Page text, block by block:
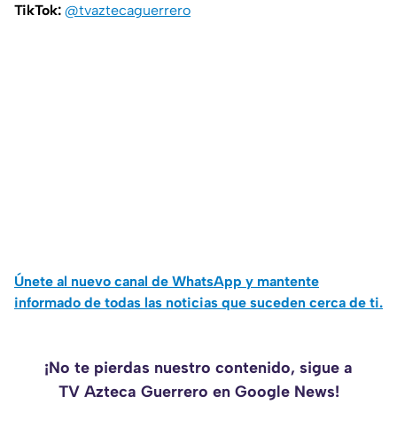
TikTok: @tvaztecaguerrero
Únete al nuevo canal de WhatsApp y mantente
informado de todas las noticias que suceden cerca de ti.
¡No te pierdas nuestro contenido, sigue a
TV Azteca Guerrero en Google News!